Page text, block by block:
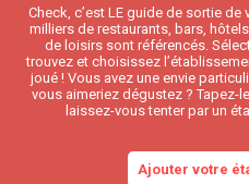
Check, c’est LE guide de sortie
milliers de restaurants, bars,
de loisirs sont référencés.
trouvez et choisissez
joué ! Vous avez une envie
vous aimeriez dégustez ? Tapez-
laissez-vous tenter par un
Ajouter votre